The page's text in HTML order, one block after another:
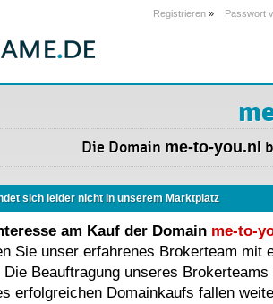
Registrieren » Passwort
Die Domain me-to-you.nl
sich leider nicht in unserem Marktplatz
am Kauf der Domain me-to-
Sie unser erfahrenes Brokerteam mit
Die Beauftragung unseres
erfolgreichen Domainkaufs fallen